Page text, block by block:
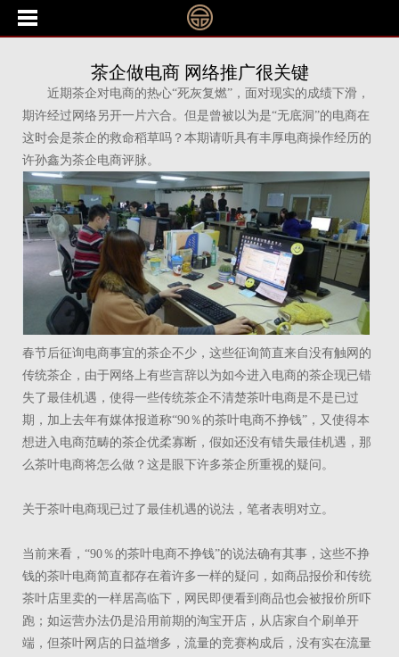
茶企做电商 网络推广很关键
近期茶企对电商的热心“死灰复燃”，面对现实的成绩下滑，
期许经过网络另开一片六合。但是曾被以为是“无底洞”的电商在
这时会是茶企的救命稻草吗？本期请听具有丰厚电商操作经历的
许孙鑫为茶企电商评脉。
春节后征询电商事宜的茶企不少，这些征询简直来自没有触网的
传统茶企，由于网络上有些言辞以为如今进入电商的茶企现已错
失了最佳机遇，使得一些传统茶企不清楚茶叶电商是不是已过
期，加上去年有媒体报道称“90％的茶叶电商不挣钱”，又使得本
想进入电商范畴的茶企优柔寡断，假如还没有错失最佳机遇，那
么茶叶电商将怎么做？这是眼下许多茶企所重视的疑问。
关于茶叶电商现已过了最佳机遇的说法，笔者表明对立。
当前来看，“90％的茶叶电商不挣钱”的说法确有其事，这些不挣
钱的茶叶电商简直都存在着许多一样的疑问，如商品报价和传统
茶叶店里卖的一样居高临下，网民即便看到商品也会被报价所吓
跑；如运营办法仍是沿用前期的淘宝开店，从店家自个刷单开
端，但茶叶网店的日益增多，流量的竞赛构成后，没有实在流量